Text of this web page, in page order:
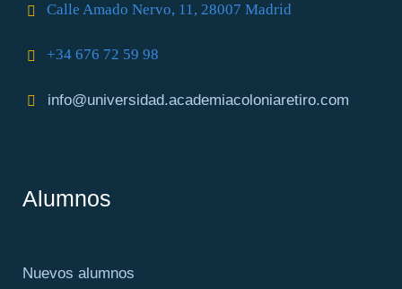
Calle Amado Nervo, 11, 28007 Madrid
+34 676 72 59 98
info@universidad.academiacoloniaretiro.com
Alumnos
Nuevos alumnos